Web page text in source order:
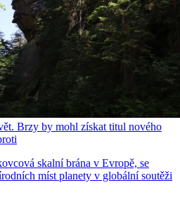
Brzy by mohl získat titul nového
skalní brána v Evropě, se
míst planety v globální soutěži